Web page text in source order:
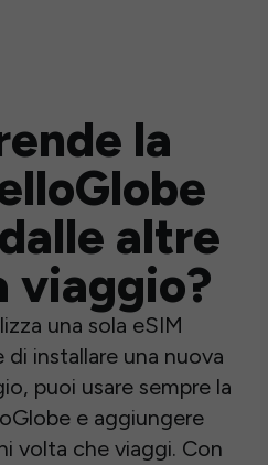
la
altre
viaggio?
una sola eSIM
di installare una nuova
puoi usare sempre la
e aggiungere
volta che viaggi. Con